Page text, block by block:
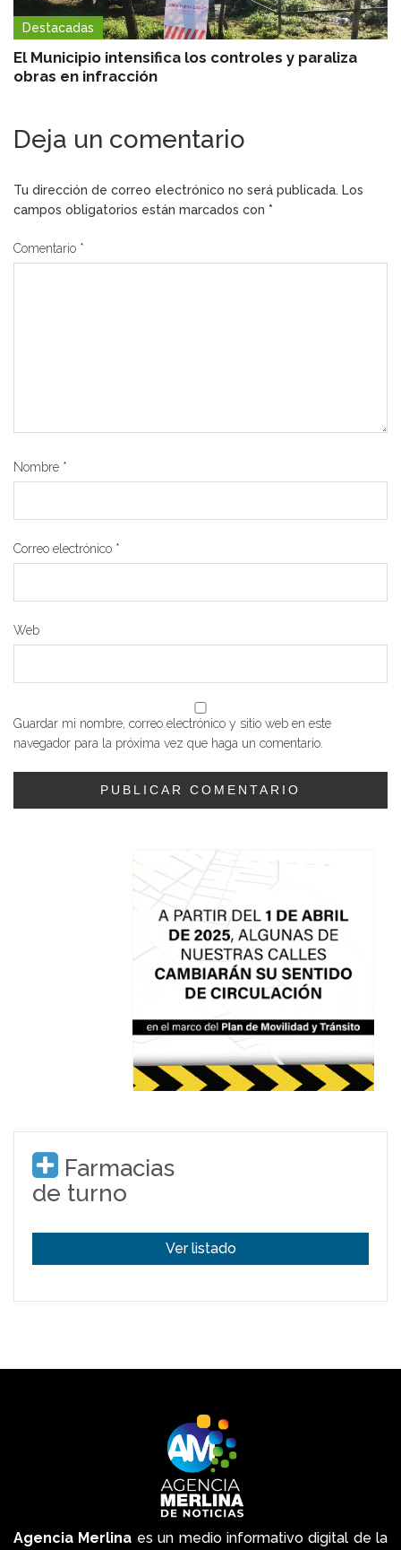
Destacadas
El Municipio intensifica los controles y paraliza
obras en infracción
Deja un comentario
Tu dirección de correo electrónico no será publicada. Los
campos obligatorios están marcados con *
Comentario *
Nombre *
Correo electrónico *
Web
Guardar mi nombre, correo electrónico y sitio web en este
navegador para la próxima vez que haga un comentario.
Farmacias
de turno
Ver listado
Agencia Merlina es un medio informativo digital de la